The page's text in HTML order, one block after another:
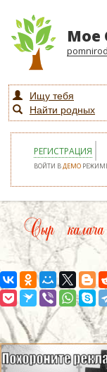
Мое
Ищу тебя
Найти родных
РЕГИСТРАЦИЯ
ВОЙТИ ВДЕМО
Сыр